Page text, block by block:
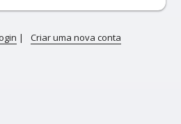
| Criar uma nova conta